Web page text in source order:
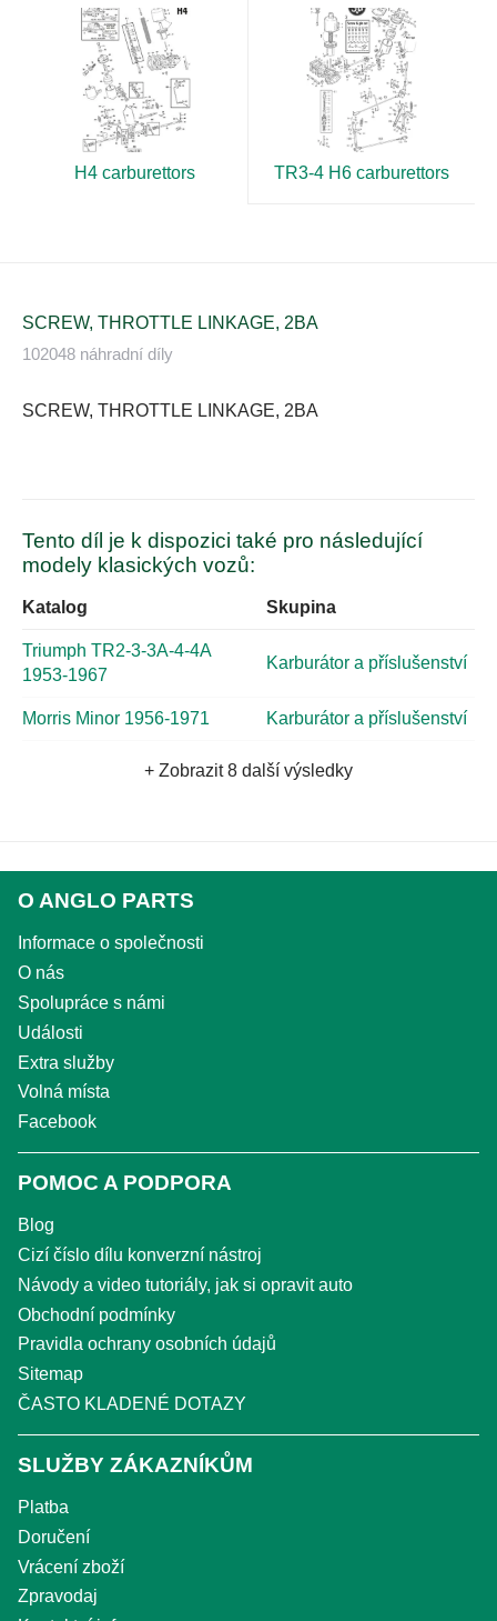
H4 carburettors TR3-4 H6 carburettors
SCREW, THROTTLE LINKAGE, 2BA
102048 náhradní díly
SCREW, THROTTLE LINKAGE, 2BA
Tento díl je k dispozici také pro následující
modely klasických vozů:
Katalog Skupina
Triumph TR2-3-3A-4-4A
1953-1967
Karburátor a příslušenství
Morris Minor 1956-1971 Karburátor a příslušenství
+ Zobrazit 8 další výsledky
O ANGLO PARTS
Informace o společnosti
O nás
Spolupráce s námi
Události
Extra služby
Volná místa
Facebook
POMOC A PODPORA
Blog
Cizí číslo dílu konverzní nástroj
Návody a video tutoriály, jak si opravit auto
Obchodní podmínky
Pravidla ochrany osobních údajů
Sitemap
ČASTO KLADENÉ DOTAZY
SLUŽBY ZÁKAZNÍKŮM
Platba
Doručení
Vrácení zboží
Zpravodaj